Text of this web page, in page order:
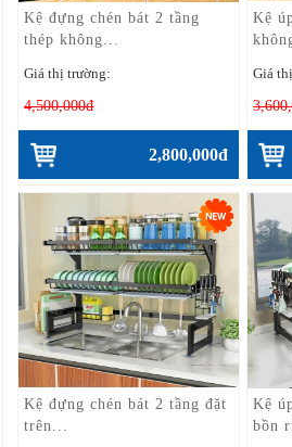
Kệ đựng chén bát 2 tầng
thép không...
Giá thị trường:
4,500,000đ
2,800,000đ
Kệ
Giá
Kệ đựng chén bát 2 tầng đặt
trên...
Kệ
bồn